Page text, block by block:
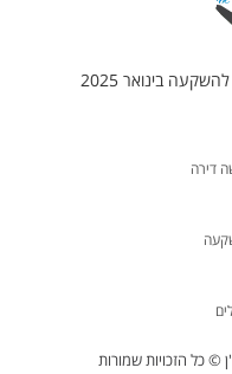
© כל הזכויות שמורות
דירה
בינואר 2025